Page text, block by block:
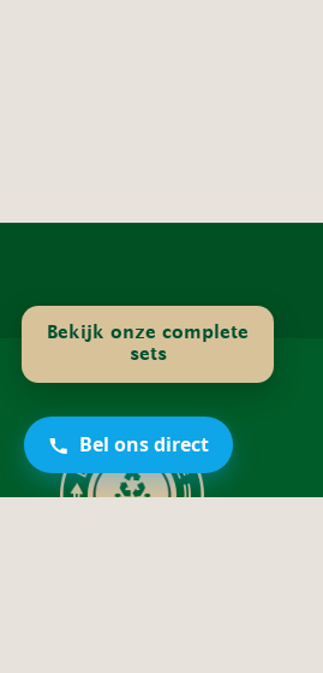
Bekijk onze complete
sets
Bel ons direct